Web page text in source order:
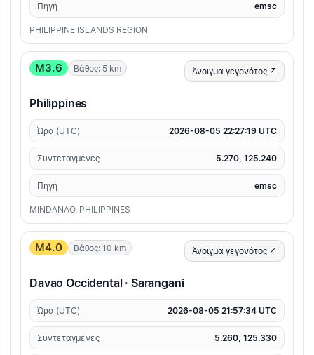
Πηγή emsc
PHILIPPINE ISLANDS REGION
M3.6 Βάθος: 5 km Άνοιγμα γεγονότος ↗
Philippines
Ώρα (UTC) 2026-08-05 22:27:19 UTC
Συντεταγμένες 5.270, 125.240
Πηγή emsc
MINDANAO, PHILIPPINES
M4.0 Βάθος: 10 km Άνοιγμα γεγονότος ↗
Davao Occidental · Sarangani
Ώρα (UTC) 2026-08-05 21:57:34 UTC
Συντεταγμένες 5.260, 125.330